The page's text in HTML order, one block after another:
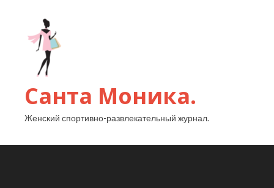
Санта Моника.
Женский спортивно-развлекательный журнал.